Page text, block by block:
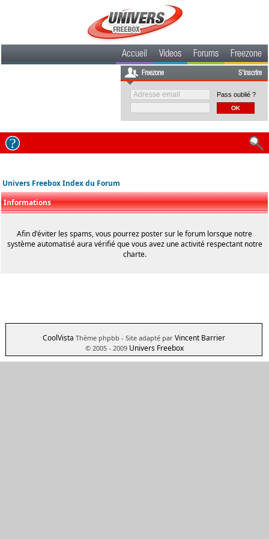
Accueil Videos Forums Freezone
Freezone S'inscrire
Pass oublié ?
Univers Freebox Index du Forum
Informations
Afin d'éviter les spams, vous pourrez poster sur le forum lorsque notre
système automatisé aura vérifié que vous avez une activité respectant notre
charte.
CoolVista Thème phpbb - Site adapté par Vincent Barrier
© 2005 - 2009 Univers Freebox